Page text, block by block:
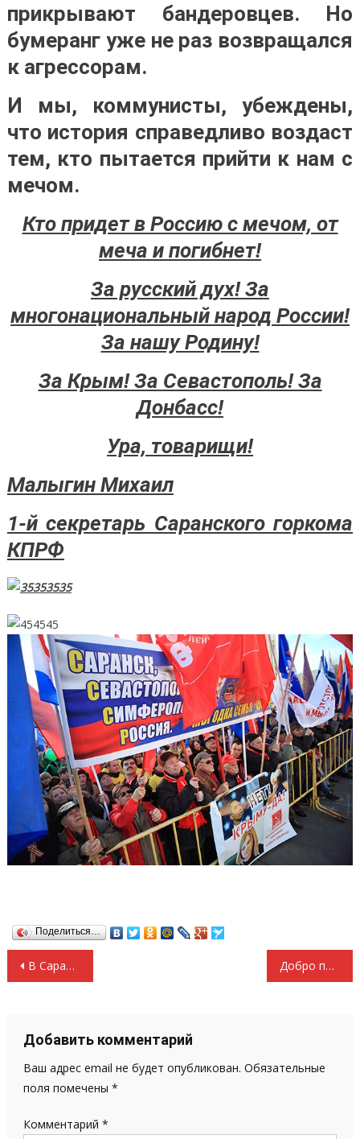
прикрывают бандеровцев. Но
бумеранг уже не раз возвращался
к агрессорам.
И мы, коммунисты, убеждены,
что история справедливо воздаст
тем, кто пытается прийти к нам с
мечом.
Кто придет в Россию с мечом, от
меча и погибнет!
За русский дух! За
многонациональный народ России!
За нашу Родину!
За Крым! За Севастополь! За
Донбасс!
Ура, товарищи!
Малыгин Михаил
1-й секретарь Саранского горкома
КПРФ
Поделиться…
Навигация
записям
В Саранске горел завод «Биохимик» Добро пожаловать домой!
Добавить комментарий
Ваш адрес email не будет опубликован. Обязательные
поля помечены *
Комментарий *